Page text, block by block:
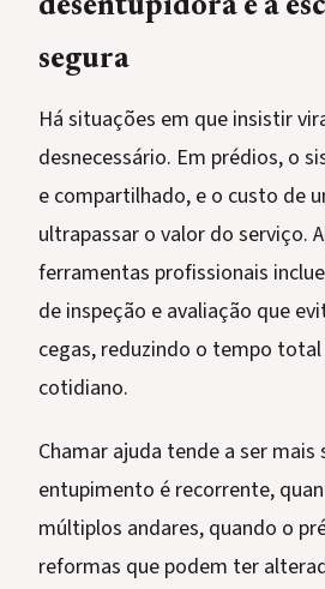
desentupidora é a
segura
Há situações em que insistir
desnecessário. Em prédios, o
e compartilhado, e o custo de
ultrapassar o valor do serviço.
ferramentas profissionais
de inspeção e avaliação que
cegas, reduzindo o tempo
cotidiano.
Chamar ajuda tende a ser
entupimento é recorrente,
múltiplos andares, quando o
reformas que podem ter